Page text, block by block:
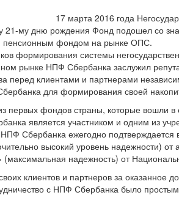
17 марта 2016 года
21-му дню рождения Фонд подошел со
пенсионным фондом на рынке ОПС.
формирования системы
рынке НПФ Сбербанка заслужил
перед клиентами и партнерами
для формирования своей
фондов страны, которые вошли в
является участником и одним из
Сбербанка ежегодно подтверждается
высокий уровень надежности) от
надежность) от
клиентов и партнеров за
с НПФ Сбербанка было